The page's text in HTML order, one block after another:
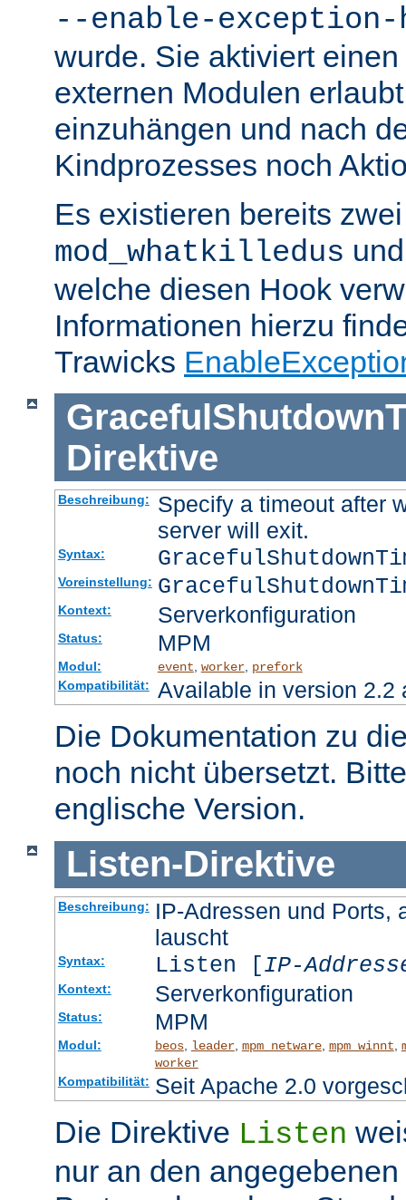
--enable-exception-
wurde. Sie aktiviert
externen Modulen
einzuhängen und nach
Kindprozesses noch
Es existieren bereits
mod_whatkilledus
welche diesen Hook
Informationen hierzu
Trawicks
Direktive
Beschreibung:
Specify a timeout after
server will exit.
Syntax:
Voreinstellung:
Kontext: Serverkonfiguration
Status: MPM
Modul: event, worker, prefork
Kompatibilität:
Available in version 2.2
Die Dokumentation zu
noch nicht übersetzt.
englische Version.
Listen-Direktive
Beschreibung: IP-Adressen und Ports,
lauscht
Syntax: Listen [IP-
Kontext: Serverkonfiguration
Status: MPM
Modul: beos, leader, mpm_netware, mpm_winnt
worker
Kompatibilität: Seit Apache 2.0
Die Direktive Listen
nur an den